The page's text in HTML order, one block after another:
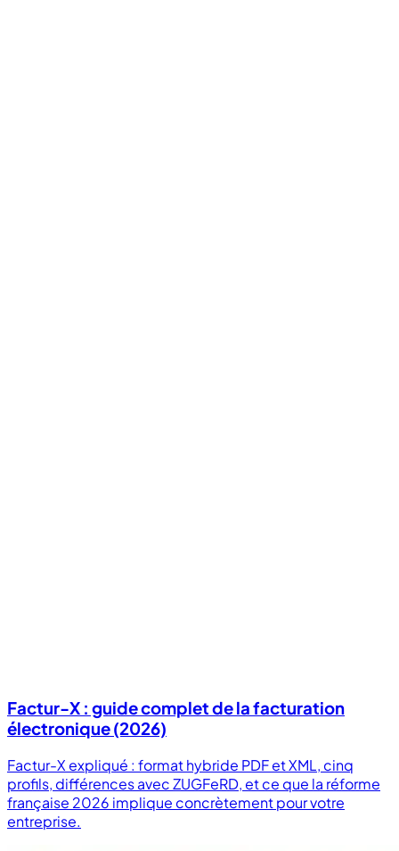
Factur-X : guide complet de la facturation
électronique (2026)
Factur-X expliqué : format hybride PDF et XML, cinq
profils, différences avec ZUGFeRD, et ce que la réforme
française 2026 implique concrètement pour votre
entreprise.